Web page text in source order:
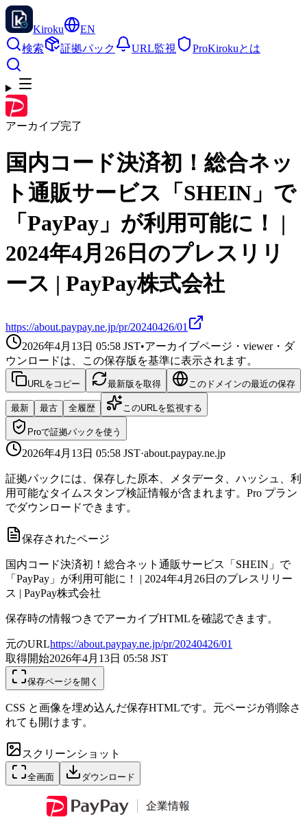
Kiroku
EN
検索
証拠パック URL監視 ProKirokuとは
アーカイブ完了
国内コード決済初！総合ネッ
ト通販サービス「SHEIN」で
「PayPay」が利用可能に！ |
2024年4月26日のプレスリリ
ース | PayPay株式会社
https://about.paypay.ne.jp/pr/20240426/01
2026年4月13日 05:58 JST•アーカイブページ・viewer・ダ
ウンロードは、この保存版を基準に表示されます。
URLをコピー 最新版を取得 このドメインの最近の保存
最新 最古 全履歴 このURLを監視する
Proで証拠パックを使う
2026年4月13日 05:58 JST·about.paypay.ne.jp
証拠パックには、保存した原本、メタデータ、ハッシュ、利
用可能なタイムスタンプ検証情報が含まれます。Pro プラン
でダウンロードできます。
保存されたページ
国内コード決済初！総合ネット通販サービス「SHEIN」で
「PayPay」が利用可能に！ | 2024年4月26日のプレスリリー
ス | PayPay株式会社
保存時の情報つきでアーカイブHTMLを確認できます。
元のURLhttps://about.paypay.ne.jp/pr/20240426/01
取得開始2026年4月13日 05:58 JST
保存ページを開く
CSS と画像を埋め込んだ保存HTMLです。元ページが削除さ
れても開けます。
スクリーンショット
全画面 ダウンロード